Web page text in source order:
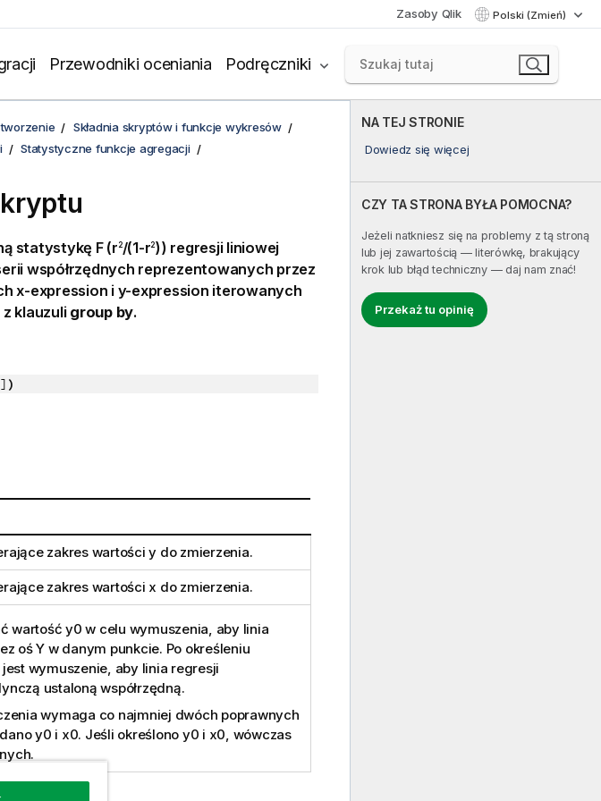
Zasoby Qlik Polski (Zmień)
Przewodniki oceniania Podręczniki
NA TEJ STRONIE
Dowiedz się więcej
CZY TA STRONA BYŁA POMOCNA?
Jeżeli natkniesz się na problemy z tą stroną
lub jej zawartością — literówkę, brakujący
krok lub błąd techniczny — daj nam znać!
Przekaż tu opinię
Składnia skryptów i funkcje wykresów
Statystyczne funkcje agregacji
statystykę F(r 2/(1-r2)) regresji liniowej
współrzędnych reprezentowanych przez
x-expression i y-expression iterowanych
klauzuli group by.
)
zakres wartościy do zmierzenia.
zakres wartości x do zmierzenia.
wartość y0 w celu wymuszenia, aby linia
oś Y w danym punkcie. Po określeniu
wymuszenie, aby linia regresji
ustaloną współrzędną.
wymaga co najmniej dwóch poprawnych
y0 i x0. Jeśli określono y0 i x0, wówczas